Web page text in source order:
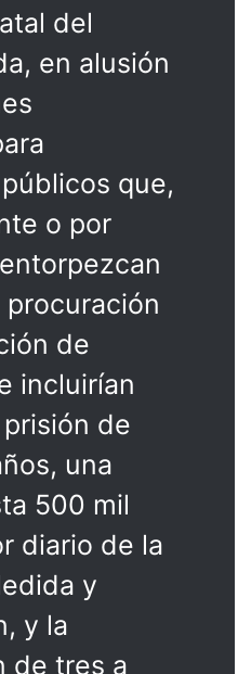
del
en alusión
que,
o por
de
incluirían
de
una
500 mil
diario de la
y
y la
de tres a